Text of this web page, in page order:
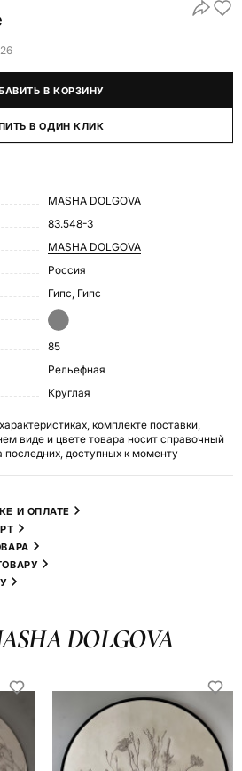
В КОРЗИНУ
В ОДИН КЛИК
MASHA DOLGOVA
83.548-3
MASHA DOLGOVA
Россия
Гипс, Гипс
85
Рельефная
Круглая
комплекте поставки,
виде и цвете товара носит справочный
последних, доступных к моменту
И ОПЛАТЕ
DOLGOVA